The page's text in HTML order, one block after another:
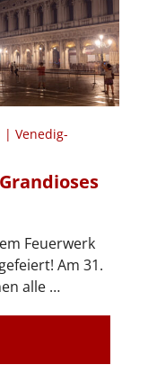
| Venedig-
Feuerwerk
Am 31.
alle …